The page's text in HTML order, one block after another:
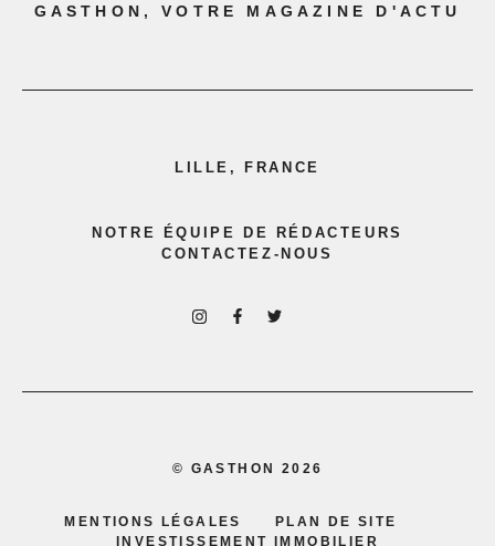
GASTHON, VOTRE MAGAZINE D'ACTU
LILLE, FRANCE
NOTRE ÉQUIPE DE RÉDACTEURS
CONTACTEZ-NOUS
© GASTHON 2026
MENTIONS LÉGALES
PLAN DE SITE
INVESTISSEMENT IMMOBILIER